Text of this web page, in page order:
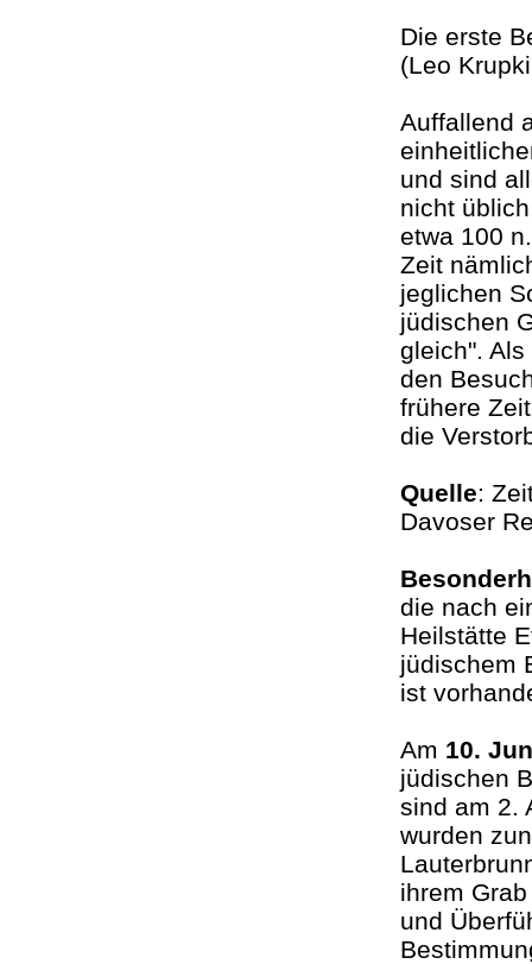
Die erste
(Leo
Auffallend
und sind
nicht
etwa 100
Zeit
jeglichen
jüdischen
gleich".
den
frühere
die
Quelle:
Davoser
die nach
Heilstätte
jüdischem
ist
Am 10.
jüdischen
sind am 2.
wurden
ihrem
und